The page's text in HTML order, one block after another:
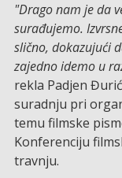
"Drago nam je da
surađujemo.
slično, dokazujući
zajedno idemo u
rekla Padjen
suradnju pri
temu filmske
Konferenciju
travnju.